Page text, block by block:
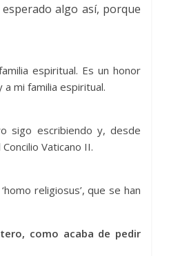
algo así, porque
espiritual. Es un honor
mi familia espiritual.
sigo escribiendo y, desde
Vaticano II.
religiosus’, que se han
como acaba de pedir